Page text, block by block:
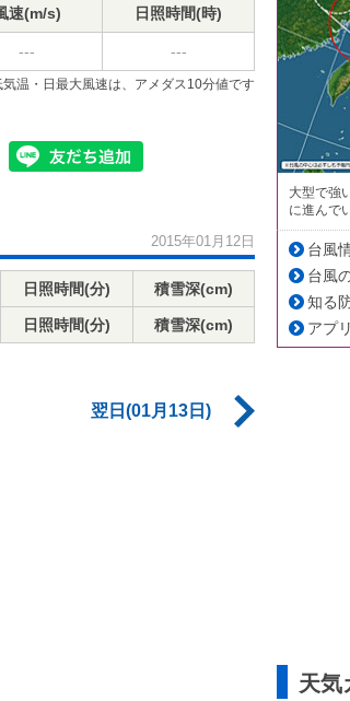
速(m/s)
日照時間(時)
--- ---
温・日最大風速は、アメダス10分値です
2015年01月12日
日照時間(分) 積雪深(cm)
日照時間(分) 積雪深(cm)
翌日(01月13日)
大型で強
に進んで
台風
台風
知る
アプ
天気